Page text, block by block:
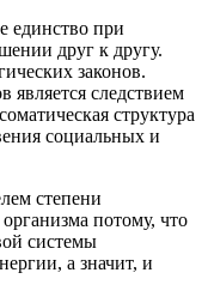
единство при
друг к другу.
законов.
является следствием
структура
социальных и
степени
потому, что
системы
а значит, и